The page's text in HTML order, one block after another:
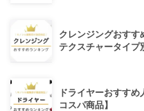
クレンジングおすす
テクスチャータイプ
ドライヤーおすす
コスパ商品】